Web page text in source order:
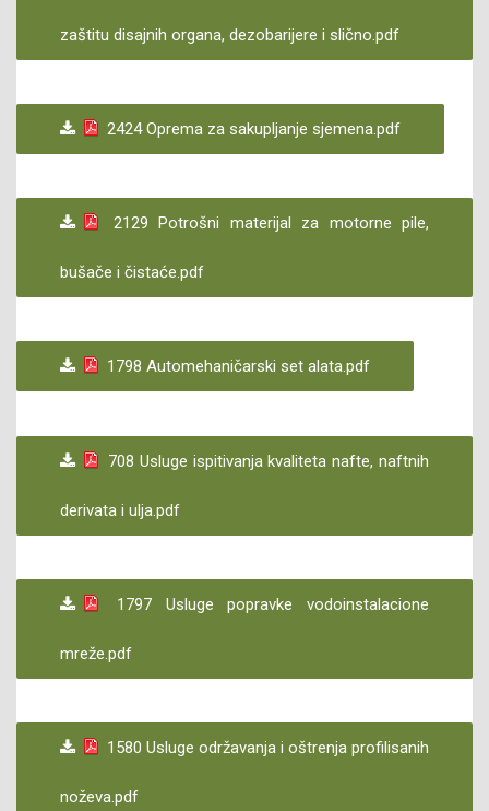
zaštitu disajnih organa, dezobarijere i slično.pdf
2424 Oprema za sakupljanje sjemena.pdf
2129 Potrošni materijal za motorne pile,
bušače i čistaće.pdf
1798 Automehaničarski set alata.pdf
708 Usluge ispitivanja kvaliteta nafte, naftnih
derivata i ulja.pdf
1797 Usluge popravke vodoinstalacione
mreže.pdf
1580 Usluge održavanja i oštrenja profilisanih
noževa.pdf